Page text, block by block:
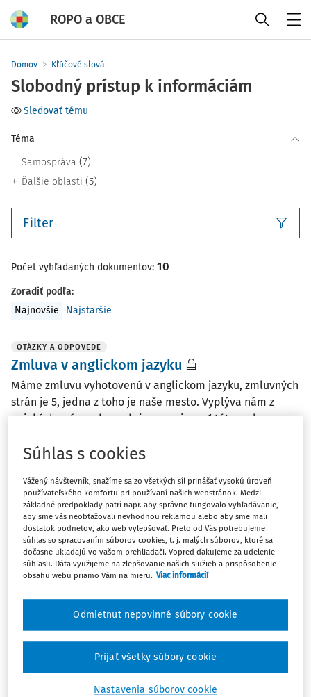
ROPO a OBCE
Domov Kľúčové slová
Slobodný prístup k informáciám
Sledovať tému
Téma
Samospráva (7)
Ďalšie oblasti (5)
Filter
Počet vyhľadaných dokumentov: 10
Zoradiť podľa:
Najnovšie
Najstaršie
OTÁZKY A ODPOVEDE
Zmluva v anglickom jazyku
Máme zmluvu vyhotovenú v anglickom jazyku, zmluvných
strán je 5, jedna z toho je naše mesto. Vyplýva nám z
nejakých právnych predpisov povinnosť túto zmluvu
preložiť do nášho úradného slovenského jazyka? Alebo ...
Mgr. Vladimír Pirošík
Vydané:6. 3. 2026 / 2 minúty čítania
OTÁZKY A ODPOVEDE
Zverejňovanie obchodnou spoločnosťou
obce
Obecná spoločnosť so 100 % účasťou obce, ktorá je
registrovaným sociálnym podnikom nemá vlastné
webové sídlo. Účelom založenia spoločnosti bolo
zastrešiť stavebné a údržbové práce v obci. Okrem toho
sa spoločnosť v rámci svojej podnikateľskej činnosti ...
Mgr. Vladimír Pirošík
Súhlas s cookies
Vážený návštevník, snažíme sa zo všetkých síl prinášať vysokú úroveň
používateľského komfortu pri používaní našich webstránok. Medzi
základné predpoklady patrí napr. aby správne fungovalo vyhľadávanie,
aby sme vás neobťažovali nevhodnou reklamou alebo aby sme mali
dostatok podnetov, ako web vylepšovať. Preto od Vás potrebujeme
súhlas so spracovaním súborov cookies, t. j. malých súborov, ktoré sa
dočasne ukladajú vo vašom prehliadači. Vopred ďakujeme za udelenie
súhlasu. Dáta využijeme na zlepšovanie našich služieb a prispôsobenie
obsahu webu priamo Vám na mieru. Viac informácií
Nastavenia súborov cookie
Odmietnut nepovinné súbory cookie
Prijať všetky súbory cookie